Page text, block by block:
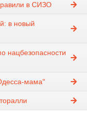
в СИЗО
в новый
нацбезопасности
мама"